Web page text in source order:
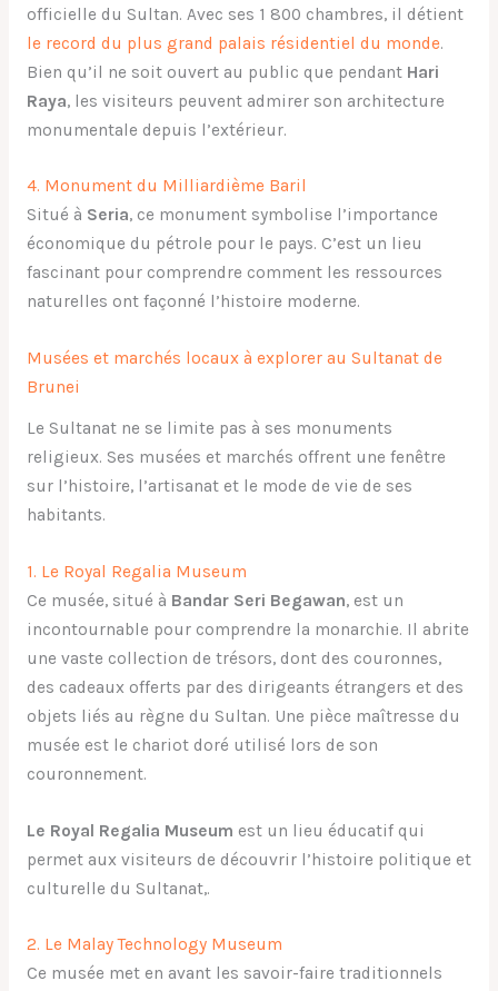
officielle du Sultan. Avec ses 1 800 chambres, il détient
le record du plus grand palais résidentiel du monde.
Bien qu’il ne soit ouvert au public que pendant Hari
Raya, les visiteurs peuvent admirer son architecture
monumentale depuis l’extérieur.
4. Monument du Milliardième Baril
Situé à Seria, ce monument symbolise l’importance
économique du pétrole pour le pays. C’est un lieu
fascinant pour comprendre comment les ressources
naturelles ont façonné l’histoire moderne.
Musées et marchés locaux à explorer au Sultanat de
Brunei
Le Sultanat ne se limite pas à ses monuments
religieux. Ses musées et marchés offrent une fenêtre
sur l’histoire, l’artisanat et le mode de vie de ses
habitants.
1. Le Royal Regalia Museum
Ce musée, situé à Bandar Seri Begawan, est un
incontournable pour comprendre la monarchie. Il abrite
une vaste collection de trésors, dont des couronnes,
des cadeaux offerts par des dirigeants étrangers et des
objets liés au règne du Sultan. Une pièce maîtresse du
musée est le chariot doré utilisé lors de son
couronnement.
Le Royal Regalia Museum est un lieu éducatif qui
permet aux visiteurs de découvrir l’histoire politique et
culturelle du Sultanat,.
2. Le Malay Technology Museum
Ce musée met en avant les savoir-faire traditionnels